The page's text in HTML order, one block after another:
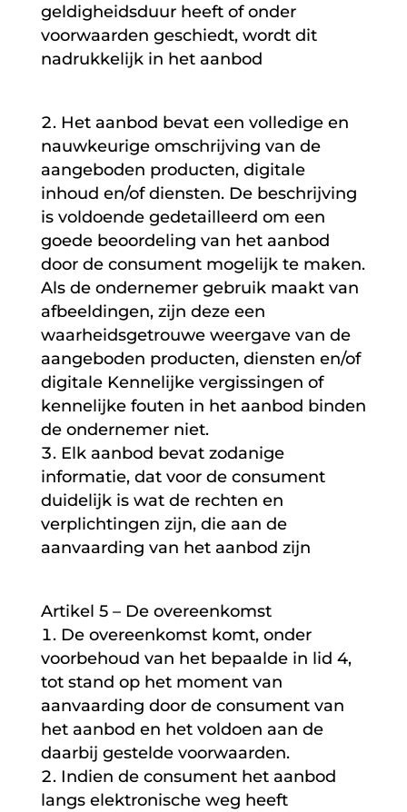
geldigheidsduur heeft of onder
voorwaarden geschiedt, wordt dit
nadrukkelijk in het aanbod
Het aanbod bevat een volledige en
nauwkeurige omschrijving van de
aangeboden producten, digitale
inhoud en/of diensten. De beschrijving
is voldoende gedetailleerd om een
goede beoordeling van het aanbod
door de consument mogelijk te maken.
Als de ondernemer gebruik maakt van
afbeeldingen, zijn deze een
waarheidsgetrouwe weergave van de
aangeboden producten, diensten en/of
digitale Kennelijke vergissingen of
kennelijke fouten in het aanbod binden
de ondernemer niet.
Elk aanbod bevat zodanige
informatie, dat voor de consument
duidelijk is wat de rechten en
verplichtingen zijn, die aan de
aanvaarding van het aanbod zijn
Artikel 5 – De overeenkomst
De overeenkomst komt, onder
voorbehoud van het bepaalde in lid 4,
tot stand op het moment van
aanvaarding door de consument van
het aanbod en het voldoen aan de
daarbij gestelde voorwaarden.
Indien de consument het aanbod
langs elektronische weg heeft